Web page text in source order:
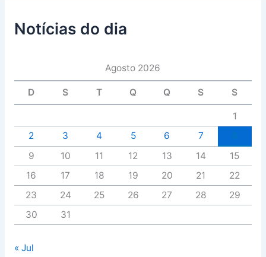
Notícias do dia
Agosto 2026
D S T Q Q S S
1
2
3 4 5 6 7
9
10 11 12 13 14
15
16
17 18 19 20 21
22
23
24 25 26 27 28
29
30
31
« Jul